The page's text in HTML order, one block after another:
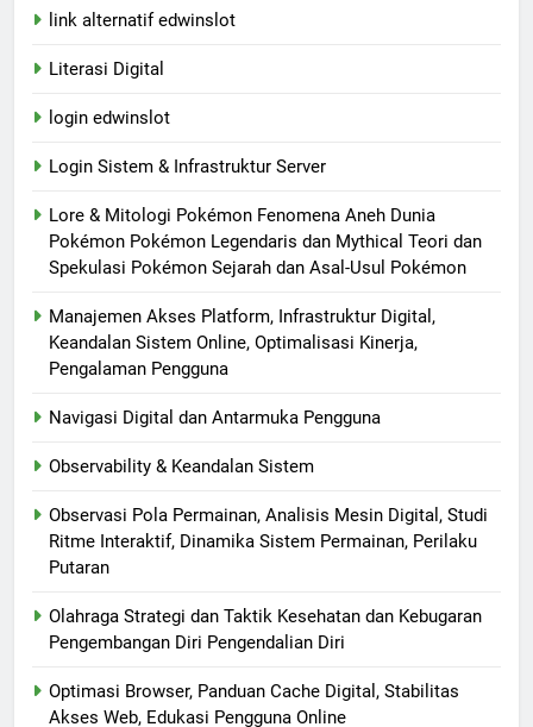
link alternatif edwinslot
Literasi Digital
login edwinslot
Login Sistem & Infrastruktur Server
Lore & Mitologi Pokémon Fenomena Aneh Dunia
Pokémon Pokémon Legendaris dan Mythical Teori dan
Spekulasi Pokémon Sejarah dan Asal-Usul Pokémon
Manajemen Akses Platform, Infrastruktur Digital,
Keandalan Sistem Online, Optimalisasi Kinerja,
Pengalaman Pengguna
Navigasi Digital dan Antarmuka Pengguna
Observability & Keandalan Sistem
Observasi Pola Permainan, Analisis Mesin Digital, Studi
Ritme Interaktif, Dinamika Sistem Permainan, Perilaku
Putaran
Olahraga Strategi dan Taktik Kesehatan dan Kebugaran
Pengembangan Diri Pengendalian Diri
Optimasi Browser, Panduan Cache Digital, Stabilitas
Akses Web, Edukasi Pengguna Online